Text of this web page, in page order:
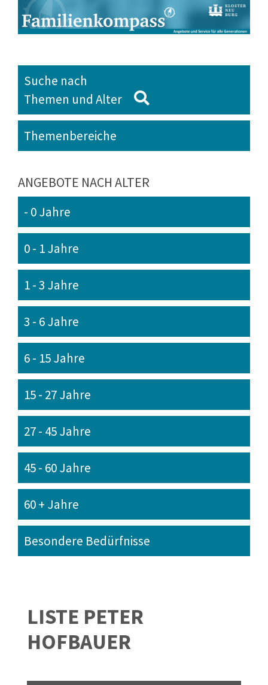
Suche nach
Themen und Alter
Themenbereiche
ANGEBOTE NACH ALTER
- 0 Jahre
0 - 1 Jahre
1 - 3 Jahre
3 - 6 Jahre
6 - 15 Jahre
15 - 27 Jahre
27 - 45 Jahre
45 - 60 Jahre
60 + Jahre
Besondere Bedürfnisse
LISTE PETER
HOFBAUER